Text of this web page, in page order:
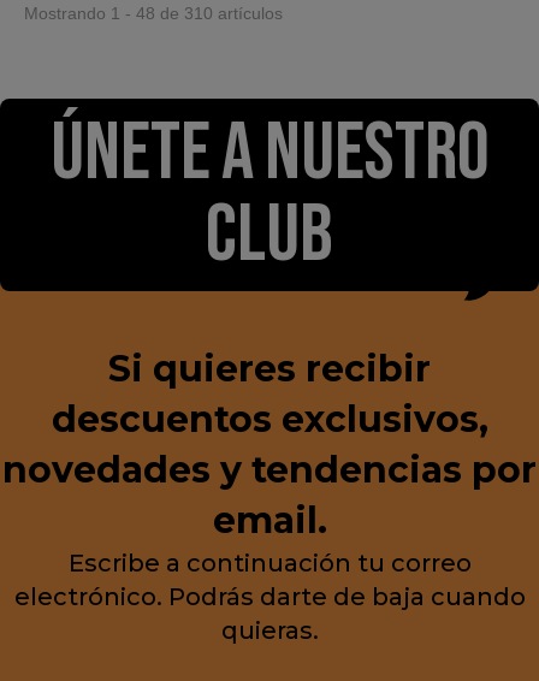
Mostrando 1 - 48 de 310 artículos
ÚNETE A NUESTRO
CLUB
Si quieres recibir
descuentos exclusivos,
novedades y tendencias por
email.
Escribe a continuación tu correo
electrónico. Podrás darte de baja cuando
quieras.